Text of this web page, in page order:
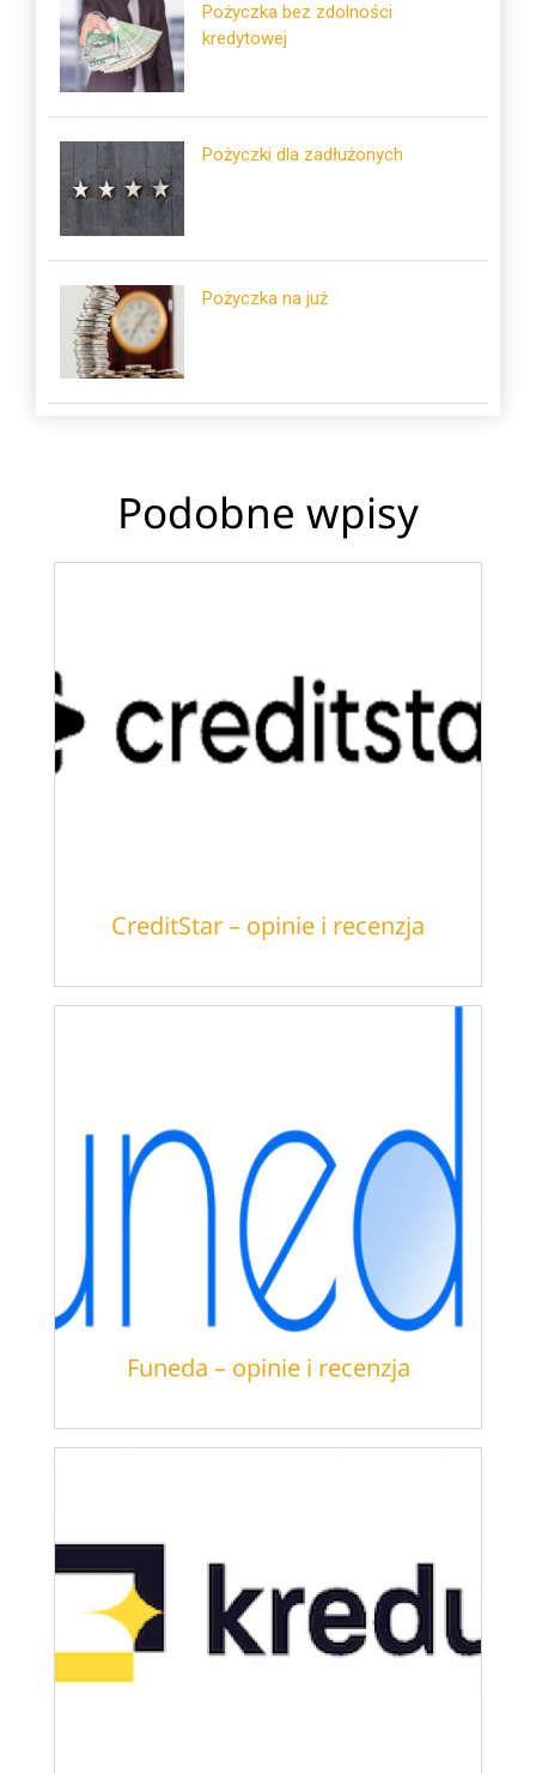
Pożyczka bez zdolności
kredytowej
Pożyczki dla zadłużonych
Pożyczka na już
Podobne wpisy
CreditStar – opinie i recenzja
Funeda – opinie i recenzja